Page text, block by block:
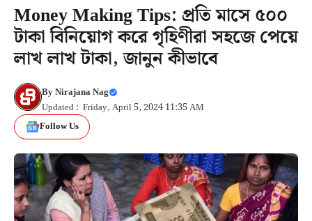
Money Making Tips: প্রতি মাসে ৫০০
টাকা বিনিয়োগ করে গৃহিণীরা সহজে পেয়ে
লাখ লাখ টাকা, জানুন কীভাবে
ByNirajana Nag
Updated : Friday, April 5, 2024 11:35 AM
Follow Us